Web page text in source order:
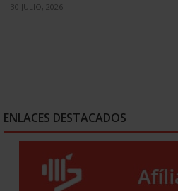
30 JULIO, 2026
ENLACES DESTACADOS